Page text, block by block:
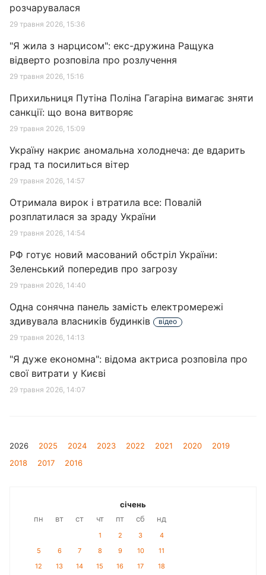
розчарувалася
29 травня 2026, 15:36
"Я жила з нарцисом": екс-дружина Ращука
відверто розповіла про розлучення
29 травня 2026, 15:16
Прихильниця Путіна Поліна Гагаріна вимагає зняти
санкції: що вона витворяє
29 травня 2026, 15:09
Україну накриє аномальна холоднеча: де вдарить
град та посилиться вітер
29 травня 2026, 14:57
Отримала вирок і втратила все: Повалій
розплатилася за зраду України
29 травня 2026, 14:54
РФ готує новий масований обстріл України:
Зеленський попередив про загрозу
29 травня 2026, 14:40
Одна сонячна панель замість електромережі
здивувала власників будинків
відео
29 травня 2026, 14:13
"Я дуже економна": відома актриса розповіла про
свої витрати у Києві
29 травня 2026, 14:07
2026 2025 2024 2023 2022 2021 2020
2019
2018
2017 2016
січень
пн
вт ст чт пт сб нд
1 2 3
4
5
6 7 8 9 10
11
12
13 14 15 16 17
18